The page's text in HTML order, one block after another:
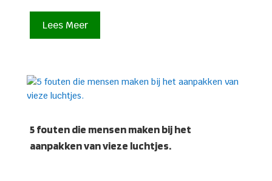
Lees Meer
5 fouten die mensen maken bij het
aanpakken van vieze luchtjes.